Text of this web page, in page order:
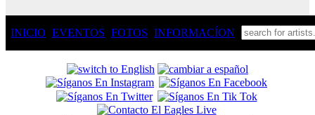
INICIO EVENTOS FOTOS INFORMACÍON